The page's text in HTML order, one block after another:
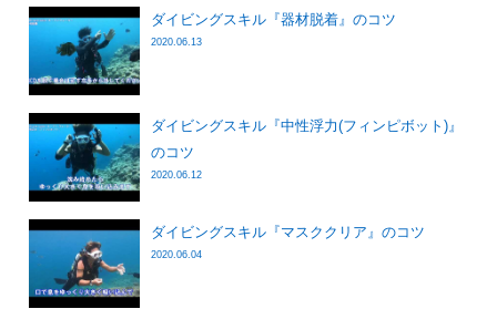
ダイビングスキル『器材脱着』のコツ
2020.06.13
ダイビングスキル『中性浮力(フィンピボット)』
のコツ
2020.06.12
ダイビングスキル『マスククリア』のコツ
2020.06.04